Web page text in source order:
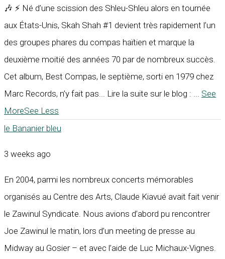
🎶 ⚡ Né d’une scission des Shleu-Shleu alors en tournée
aux États-Unis, Skah Shah #1 devient très rapidement l’un
des groupes phares du compas haïtien et marque la
deuxième moitié des années 70 par de nombreux succès.
Cet album, Best Compas, le septième, sorti en 1979 chez
Marc Records, n’y fait pas... Lire la suite sur le blog :
See
MoreSee Less
le Bananier bleu
3 weeks ago
En 2004, parmi les nombreux concerts mémorables
organisés au Centre des Arts, Claude Kiavué avait fait venir
le Zawinul Syndicate. Nous avions d’abord pu rencontrer
Joe Zawinul le matin, lors d’un meeting de presse au
Midway au Gosier – et avec l’aide de Luc Michaux-Vignes.